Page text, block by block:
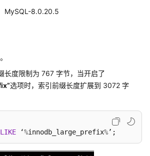
MySQL-8.0.20.5
长度限制为 767 字节，当开启了
选项时，索引前缀长度扩展到 3072 字
LIKE ‘%innodb_large_prefix%’;